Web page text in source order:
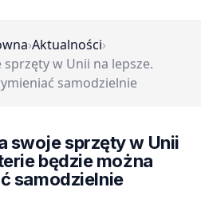
›Aktualności›
w Unii na lepsze.
samodzielnie
swoje sprzęty w Unii
będzie można
samodzielnie